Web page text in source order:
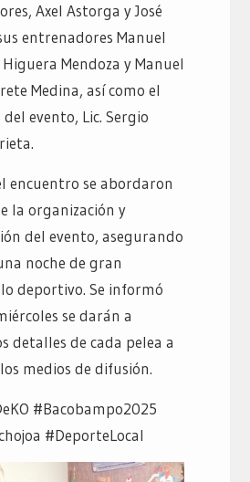
Axel Astorga y José
entrenadores Manuel
Mendoza y Manuel
Medina, así como el
evento, Lic. Sergio
encuentro se abordaron
la organización y
del evento, asegurando
noche de gran
deportivo. Se informó
se darán a
detalles de cada pelea a
medios de difusión.
#Bacobampo2025
#DeporteLocal